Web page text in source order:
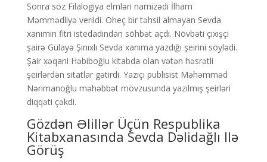
Sonra söz Filalogiya elmləri namizədi İlham
Məmmədliyə verildi. Oheç bir təhsil almayan Sevda
xanımın fitri istedadından söhbət açdı. Növbəti çıxışçı
şairə Gülayə Şınıxlı Sevda xanıma yazdığı şeirini söylədi.
Şair xəqani Həbiboğlu kitabda olan vətən həsrətli
şeirlərdən sitatlar gətirdi. Yazıçı publisist Məhəmməd
Nərimanoğlu məhəbbət mövzusunda yazılmış şeirləri
diqqəti çəkdi.
Gözdən Əlillər Üçün Respublika
Kitabxanasında Sevda Dəlidağlı Ilə
Görüş